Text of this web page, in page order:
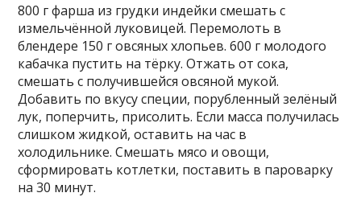
800 г фарша из грудки индейки смешать с
измельчённой луковицей. Перемолоть в
блендере 150 г овсяных хлопьев. 600 г молодого
кабачка пустить на тёрку. Отжать от сока,
смешать с получившейся овсяной мукой.
Добавить по вкусу специи, порубленный зелёный
лук, поперчить, присолить. Если масса получилась
слишком жидкой, оставить на час в
холодильнике. Смешать мясо и овощи,
сформировать котлетки, поставить в пароварку
на 30 минут.